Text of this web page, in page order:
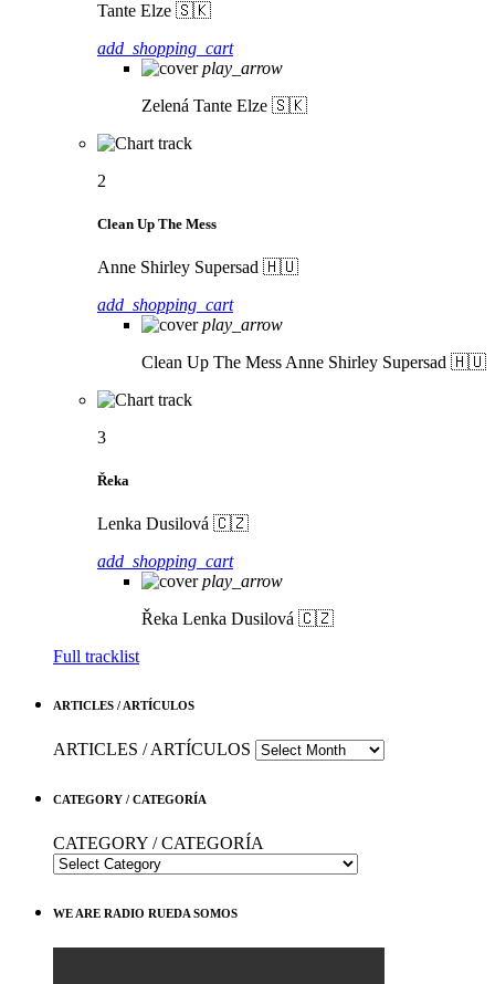
Tante Elze 🇸🇰
add_shopping_cart
play_arrow
Zelená Tante Elze 🇸🇰
2
Clean Up The Mess
Anne Shirley Supersad 🇭🇺
add_shopping_cart
play_arrow
Clean Up The Mess Anne Shirley Supersad 🇭🇺
3
Řeka
Lenka Dusilová 🇨🇿
add_shopping_cart
play_arrow
Řeka Lenka Dusilová 🇨🇿
Full tracklist
ARTICLES / ARTÍCULOS
ARTICLES / ARTÍCULOS
CATEGORY / CATEGORÍA
CATEGORY / CATEGORÍA
WE ARE RADIO RUEDA SOMOS